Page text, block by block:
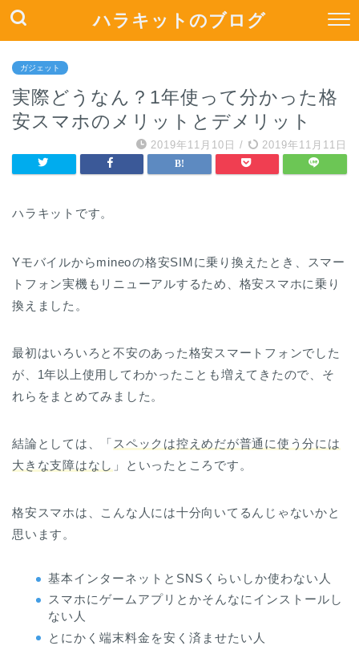
ハラキットのブログ
俺の唄を聞け
ガジェット
実際どうなん？1年使って分かった格
安スマホのメリットとデメリット
2019年11月10日 / 2019年11月11日
ハラキットです。
Yモバイルからmineoの格安SIMに乗り換えたとき、スマー
トフォン実機もリニューアルするため、格安スマホに乗り
換えました。
最初はいろいろと不安のあった格安スマートフォンでした
が、1年以上使用してわかったことも増えてきたので、そ
れらをまとめてみました。
結論としては、「 スペックは控えめだが普通に使う分には
大きな支障はなし 」といったところです。
格安スマホは、こんな人には十分向いてるんじゃないかと
思います。
基本インターネットとSNSくらいしか使わない人
スマホにゲームアプリとかそんなにインストールし
ない人
とにかく端末料金を安く済ませたい人